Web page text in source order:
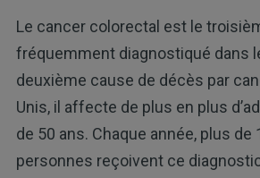
Le cancer colorectal est le
fréquemment diagnostiqué dans
deuxième cause de décès par
Unis, il affecte de plus en plus
de 50 ans. Chaque année, plus de
personnes reçoivent ce